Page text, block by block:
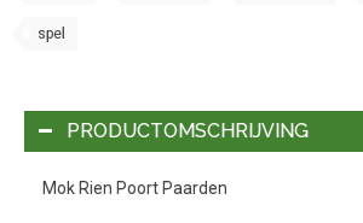
spel
PRODUCTOMSCHRIJVING
Mok Rien Poort Paarden